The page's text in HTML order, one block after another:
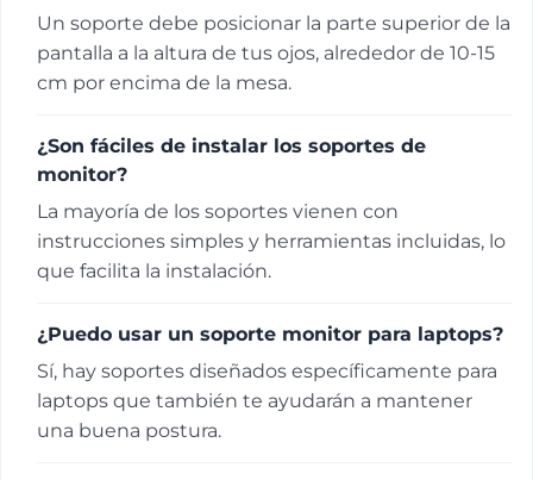
Un soporte debe posicionar la parte superior de la
pantalla a la altura de tus ojos, alrededor de 10-15
cm por encima de la mesa.
¿Son fáciles de instalar los soportes de
monitor?
La mayoría de los soportes vienen con
instrucciones simples y herramientas incluidas, lo
que facilita la instalación.
¿Puedo usar un soporte monitor para laptops?
Sí, hay soportes diseñados específicamente para
laptops que también te ayudarán a mantener
una buena postura.